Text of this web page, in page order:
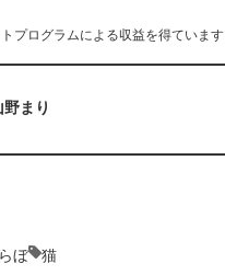
プログラムによる収益を得ています
まり
ぼ 猫